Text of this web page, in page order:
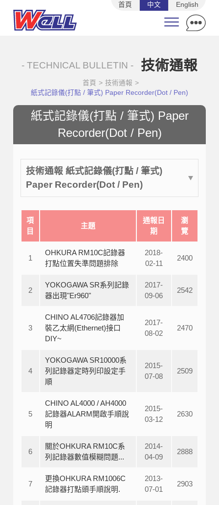
首頁 中文 English
- TECHNICAL BULLETIN - 技術通報
首頁 > 技術通報 >
紙式記錄儀(打點 / 筆式) Paper Recorder(Dot / Pen)
紙式記錄儀(打點 / 筆式) Paper
Recorder(Dot / Pen)
技術通報 紙式記錄儀(打點 / 筆式)
Paper Recorder(Dot / Pen)
項
目
主題
通報日
期
瀏
覽
1
OHKURA RM10C記錄器
打點位置失準問題排除
2018-
02-11
2400
2
YOKOGAWA SR系列記錄
器出現"Er960"
2017-
09-06
2542
3
CHINO AL4706記錄器加
裝乙太網(Ethernet)接口
DIY~
2017-
08-02
2470
4
YOKOGAWA SR10000系
列記錄器定時列印設定手
順
2015-
07-08
2509
5
CHINO AL4000 / AH4000
記錄器ALARM開啟手順說
明
2015-
03-12
2630
6
關於OHKURA RM10C系
列記錄器數值模糊問題...
2014-
04-09
2888
7
更換OHKURA RM1006C
記錄器打點頭手順說明.
2013-
07-01
2903